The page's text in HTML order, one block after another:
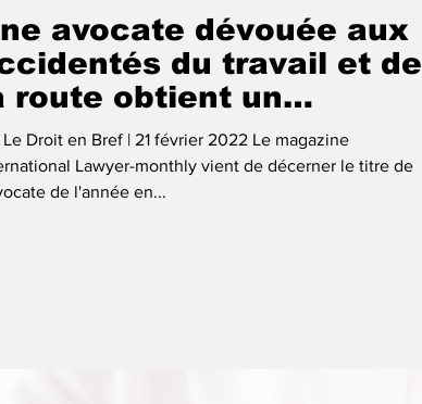
avocate dévouée aux
du travail et de
route obtient un
titre
Le Droit en Bref | 21 février 2022 Le magazine
Lawyer-monthly vient de décerner le titre de
de l'année en...